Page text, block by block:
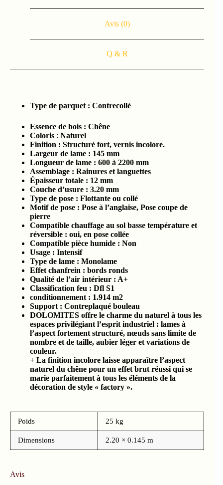
Avis (0)
Q & R
Type de parquet : Contrecollé
Essence de bois : Chêne
Coloris : Naturel
Finition : Structuré fort, vernis incolore.
Largeur de lame : 145 mm
Longueur de lame : 600 à 2200 mm
Assemblage : Rainures et languettes
Épaisseur totale : 12 mm
Couche d’usure : 3.20 mm
Type de pose : Flottante ou collé
Motif de pose : Pose à l’anglaise, Pose coupe de
pierre
Compatible chauffage au sol basse température et
réversible : oui, en pose collée
Compatible pièce humide : Non
Usage : Intensif
Type de lame : Monolame
Effet chanfrein : bords ronds
Qualité de l’air intérieur : A+
Classification feu : Dfl S1
conditionnement : 1.914 m2
Support : Contreplaqué bouleau
DOLOMITES offre le charme du naturel à tous les
espaces privilégiant l’esprit industriel : lames à
l’aspect fortement structuré, nœuds sans limite de
nombre et de taille, aubier léger et variations de
couleur.
+ La finition incolore laisse apparaître l’aspect
naturel du chêne pour un effet brut réussi qui se
marie parfaitement à tous les éléments de la
décoration de style « factory ».
Poids 25 kg
Dimensions 2.20 × 0.145 m
Avis